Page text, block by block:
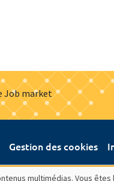
Job market
Gestion des cookies
multimédias. Vous êtes